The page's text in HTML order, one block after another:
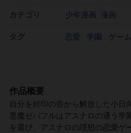
少年漫画 漫画
恋愛 学園 ゲーム
作品概要
自分を封印の壺から解放した小日
悪魔ゼパフルはアスナロの通う学
を選び、アスナロの理想の恋愛ゲ